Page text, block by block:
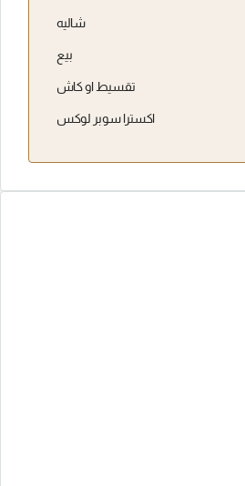
شاليه
بيع
تقسيط او كاش
اكسترا سوبر لوكس